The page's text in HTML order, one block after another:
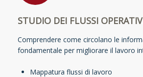
STUDIO DEI FLUSSI
Comprendere come circolano le
fondamentale per migliorare il lavoro
Mappatura flussi di lavoro